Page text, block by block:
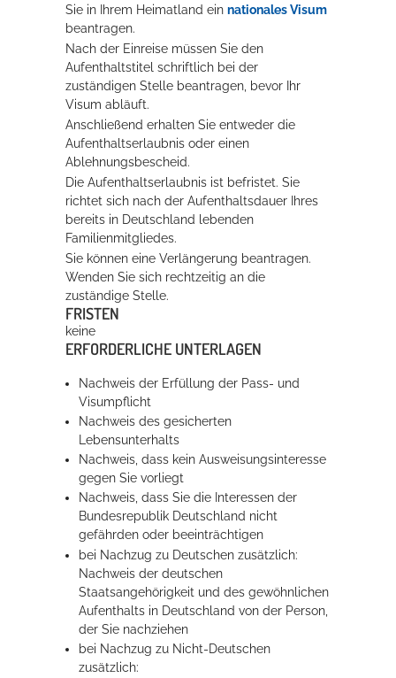
Sie in Ihrem Heimatland ein nationales Visum
beantragen.
Nach der Einreise müssen Sie den
Aufenthaltstitel schriftlich bei der
zuständigen Stelle beantragen, bevor Ihr
Visum abläuft.
Anschließend erhalten Sie entweder die
Aufenthaltserlaubnis oder einen
Ablehnungsbescheid.
Die Aufenthaltserlaubnis ist befristet. Sie
richtet sich nach der Aufenthaltsdauer Ihres
bereits in Deutschland lebenden
Familienmitgliedes.
Sie können eine Verlängerung beantragen.
Wenden Sie sich rechtzeitig an die
zuständige Stelle.
FRISTEN
keine
ERFORDERLICHE UNTERLAGEN
Nachweis der Erfüllung der Pass- und
Visumpflicht
Nachweis des gesicherten
Lebensunterhalts
Nachweis, dass kein Ausweisungsinteresse
gegen Sie vorliegt
Nachweis, dass Sie die Interessen der
Bundesrepublik Deutschland nicht
gefährden oder beeinträchtigen
bei Nachzug zu Deutschen zusätzlich:
Nachweis der deutschen
Staatsangehörigkeit und des gewöhnlichen
Aufenthalts in Deutschland von der Person,
der Sie nachziehen
bei Nachzug zu Nicht-Deutschen
zusätzlich: